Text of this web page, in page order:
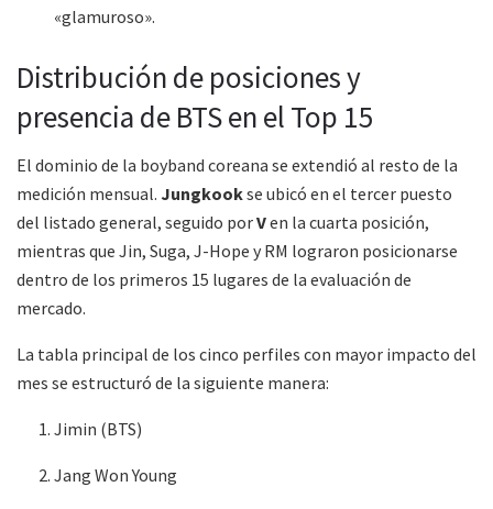
«glamuroso».
Distribución de posiciones y
presencia de BTS en el Top 15
El dominio de la boyband coreana se extendió al resto de la
medición mensual. Jungkookse ubicó en el tercer puesto
del listado general, seguido porVen la cuarta posición,
mientras que Jin, Suga, J-Hope y RM lograron posicionarse
dentro de los primeros 15 lugares de la evaluación de
mercado.
La tabla principal de los cinco perfiles con mayor impacto del
mes se estructuró de la siguiente manera:
Jimin (BTS)
Jang Won Young